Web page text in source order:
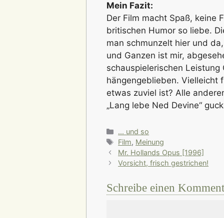
Mein Fazit:
Der Film macht Spaß, keine
britischen Humor so liebe.
man schmunzelt hier und
und Ganzen ist mir,
schauspielerischen
hängengeblieben. Vielleicht
etwas zuviel ist? Alle
„Lang lebe Ned Devine“
Kategorien
... und so
Schlagwörter
Film, Meinung
Mr. Hollands Opus [1996]
Vorsicht, frisch gestrichen!
Schreibe einen